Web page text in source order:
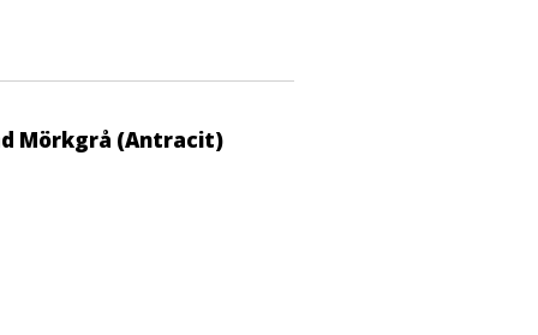
Mörkgrå (Antracit)